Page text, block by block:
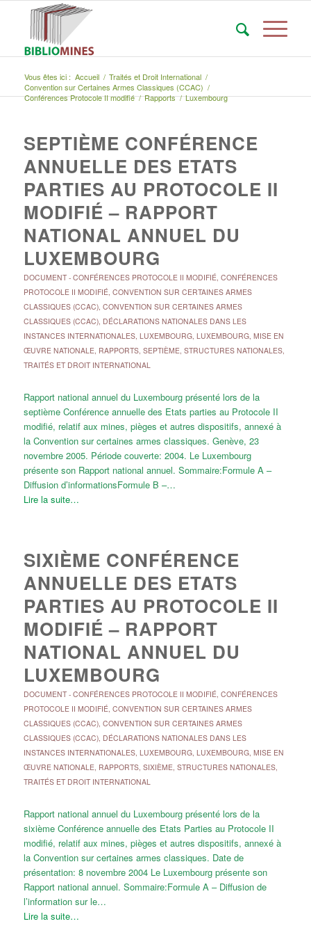
Vous êtes ici : Accueil / Traités et Droit International /
Convention sur Certaines Armes Classiques (CCAC) /
Conférences Protocole II modifié / Rapports / Luxembourg
SEPTIÈME CONFÉRENCE
ANNUELLE DES ETATS
PARTIES AU PROTOCOLE II
MODIFIÉ – RAPPORT
NATIONAL ANNUEL DU
LUXEMBOURG
DOCUMENT- CONFÉRENCES PROTOCOLE II MODIFIÉ, CONFÉRENCES
PROTOCOLE II MODIFIÉ, CONVENTION SUR CERTAINES ARMES
CLASSIQUES (CCAC), CONVENTION SUR CERTAINES ARMES
CLASSIQUES (CCAC), DÉCLARATIONS NATIONALES DANS LES
INSTANCES INTERNATIONALES, LUXEMBOURG, LUXEMBOURG, MISE EN
ŒUVRE NATIONALE, RAPPORTS, SEPTIÈME, STRUCTURES NATIONALES,
TRAITÉS ET DROIT INTERNATIONAL
Rapport national annuel du Luxembourg présenté lors de la
septième Conférence annuelle des Etats parties au Protocole II
modifié, relatif aux mines, pièges et autres dispositifs, annexé à
la Convention sur certaines armes classiques. Genève, 23
novembre 2005. Période couverte: 2004. Le Luxembourg
présente son Rapport national annuel. Sommaire:Formule A –
Diffusion d’informationsFormule B –…
Lire la suite…
SIXIÈME CONFÉRENCE
ANNUELLE DES ETATS
PARTIES AU PROTOCOLE II
MODIFIÉ – RAPPORT
NATIONAL ANNUEL DU
LUXEMBOURG
DOCUMENT- CONFÉRENCES PROTOCOLE II MODIFIÉ, CONFÉRENCES
PROTOCOLE II MODIFIÉ, CONVENTION SUR CERTAINES ARMES
CLASSIQUES (CCAC), CONVENTION SUR CERTAINES ARMES
CLASSIQUES (CCAC), DÉCLARATIONS NATIONALES DANS LES
INSTANCES INTERNATIONALES, LUXEMBOURG, LUXEMBOURG, MISE EN
ŒUVRE NATIONALE, RAPPORTS, SIXIÈME, STRUCTURES NATIONALES,
TRAITÉS ET DROIT INTERNATIONAL
Rapport national annuel du Luxembourg présenté lors de la
sixième Conférence annuelle des Etats Parties au Protocole II
modifié, relatif aux mines, pièges et autres dispositifs, annexé à
la Convention sur certaines armes classiques. Date de
présentation: 8 novembre 2004 Le Luxembourg présente son
Rapport national annuel. Sommaire:Formule A – Diffusion de
l’information sur le…
Lire la suite…